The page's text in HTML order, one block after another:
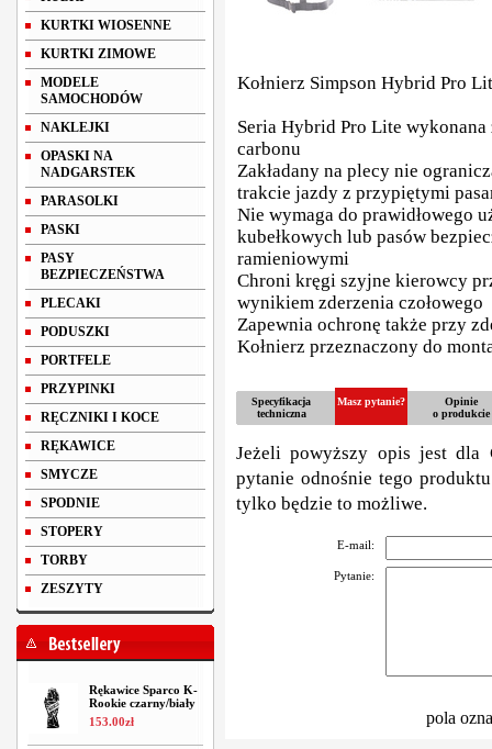
KURTKI WIOSENNE
KURTKI ZIMOWE
MODELE
SAMOCHODÓW
NAKLEJKI
OPASKI NA
NADGARSTEK
PARASOLKI
PASKI
PASY
BEZPIECZEŃSTWA
PLECAKI
PODUSZKI
PORTFELE
PRZYPINKI
RĘCZNIKI I KOCE
RĘKAWICE
SMYCZE
SPODNIE
STOPERY
TORBY
ZESZYTY
Rękawice Sparco K-
Rookie czarny/biały
153.00zł
Kołnierz Simpson Hybrid Pro
Seria Hybrid Pro Lite
carbonu
Zakładany na plecy nie
trakcie jazdy z przypiętymi
Nie wymaga do prawidłowego
kubełkowych lub pasów
ramieniowymi
Chroni kręgi szyjne kierowcy
wynikiem zderzenia czołowego
Zapewnia ochronę także przy
Kołnierz przeznaczony do
Specyfikacja
techniczna
Masz pytanie?
Opinie
o produkcie
Jeżeli powyższy opis jest dla
pytanie odnośnie tego
tylko będzie to możliwe.
E-mail:
Pytanie:
pola